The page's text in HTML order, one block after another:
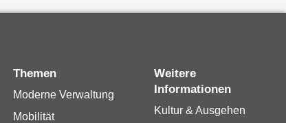
Themen
Moderne Verwaltung
Mobilität
Weitere
Informationen
Kultur & Ausgehen